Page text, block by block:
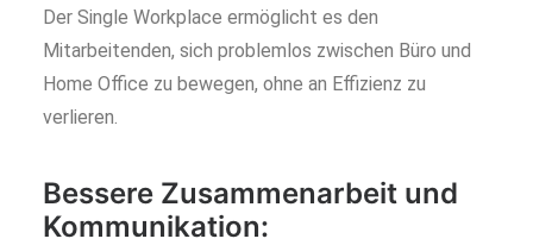
Der Single Workplace ermöglicht es den
Mitarbeitenden, sich problemlos zwischen Büro und
Home Office zu bewegen, ohne an Effizienz zu
verlieren.
Bessere Zusammenarbeit und
Kommunikation: